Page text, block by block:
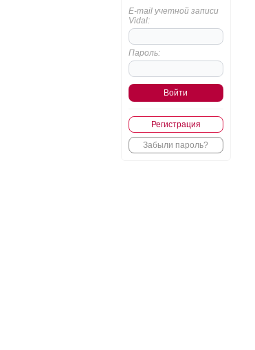
E-mail учетной записи
Vidal:
Пароль:
Регистрация
Забыли пароль?